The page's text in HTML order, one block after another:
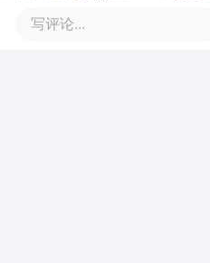
写评论...